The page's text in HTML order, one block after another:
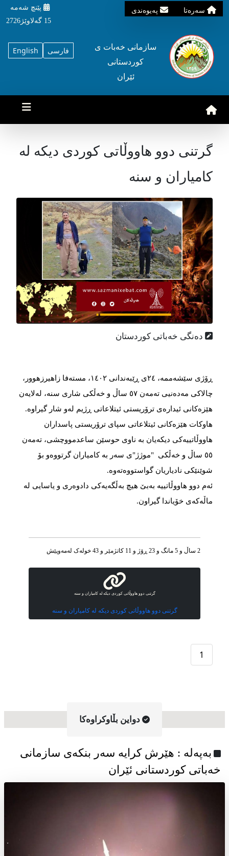
سه‌ره‌تا په‌یوه‌ندی
پێنچ شه‌مه‌
15 گه‌لاوێژ2726
English فارسی
سازمانی خه‌بات ی
کوردستانی
ئێران
گرتنی دوو هاووڵاتی کوردی دیکە لە
کامیاران و سنە
دەنگی خەباتی کوردستان
ڕۆژی سێشەممە، ٢٤ی ڕێبەندانی ١٤٠٢، مستەفا زاهیرزهوور،
چالاکی مەدەنیی تەمەن ٥٧ ساڵ و خەڵکی شاری سنە، لەلایەن
هێزەکانی ئیدارەی ترۆریستی ئیتلاعاتی ڕژیم لەو شار گیراوه.
هاوکات هێزەکانی ئیتلاعاتی سپای ترۆریستی پاسداران
هاووڵاتییەکی دیکەیان بە ناوی حوسێن ساعدمووچشی، تەمەن
٥٥ ساڵ و خەڵکی "موژژ"ی سەر بە کامیاران گرتووەو بۆ
شوێنێکی نادیاریان گواستووەتەوە.
ئەم دوو هاووڵاتییە بەبێ هیچ بەڵگەیەکی دادوەری و یاسایی لە
ماڵەکەی خۆیاندا گیراون.
2 ساڵ و 5 مانگ و 23 ڕۆژ و 11 کاتژمێر و 43 خوله‌ک له‌مه‌وپێش‌
گرتنی دوو هاووڵاتی کوردی دیکە لە کامیاران و سنە
گرتنی دوو هاووڵاتی کوردی دیکە لە کامیاران و سنە
1
دواین بڵاوکراوه‌کا
به‌په‌له‌ : هێرش کرایە سەر بنکەی سازمانی
خەباتی کوردستانی ئێران